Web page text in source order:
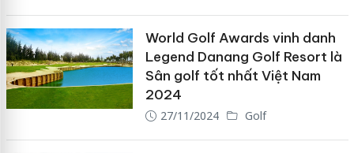
World Golf Awards vinh danh
Legend Danang Golf Resort là
Sân golf tốt nhất Việt Nam
2024
27/11/2024 Golf